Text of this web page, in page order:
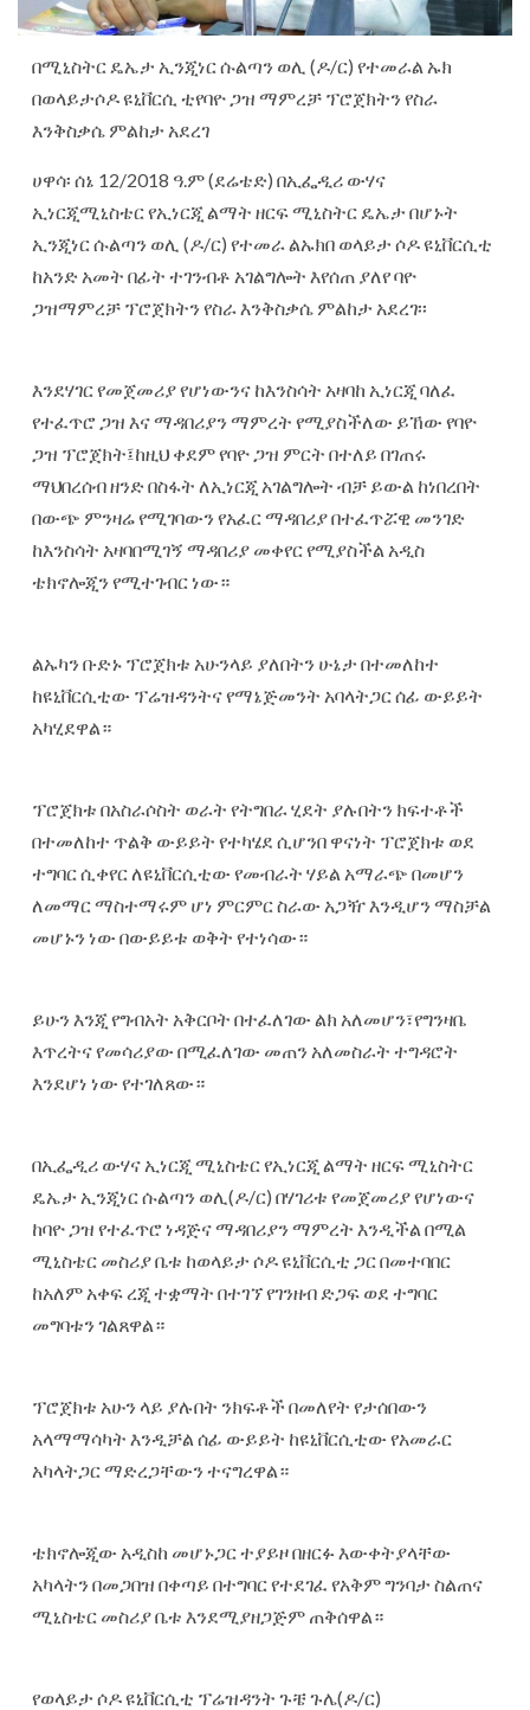
በሚኒስትር ዴኤታ ኢንጂነር ሱልጣን ወሊ (ዶ/ር) የተመራል ኡክ
በወላይታሶዶ ዩኒቨርሲ ቲየባዮ ጋዝ ማምረቻ ፕሮጀክትን የስራ
እንቅስቃሴ ምልከታ አደረገ
ሀዋሳ፡ ሰኔ 12/2018 ዓ.ም (ደሬቴድ) በኢፌዲሪ ውሃና
ኢነርጂሚኒስቴር የኢነርጂ ልማት ዘርፍ ሚኒስትር ዴኤታ በሆኑት
ኢንጂነር ሱልጣን ወሊ (ዶ/ር) የተመራ ልኡክበ ወላይታ ሶዶ ዩኒቨርሲቲ
ከአንድ አመት በፊት ተገንብቶ አገልግሎት እየሰጠ ያለየ ባዮ
ጋዝማምረቻ ፕሮጀክትን የስራ እንቅስቃሴ ምልከታ አደረገ፡፡
እንደሃገር የመጀመሪያ የሆነውንና ከእንስሳት አዛባከ ኢነርጂ ባለፈ
የተፈጥሮ ጋዝ እና ማዳበሪያን ማምረት የሚያስችለው ይኸው የባዮ
ጋዝ ፕሮጀክት፤ከዚህ ቀደም የባዮ ጋዝ ምርት በተለይ በገጠሩ
ማህበረሰብ ዘንድ በስፋት ለኢነርጂ አገልግሎት ብቻ ይውል ከነበረበት
በውጭ ምንዛሬ የሚገባውን የአፈር ማዳበሪያ በተፈጥሯዊ መንገድ
ከእንስሳት አዛባበሚገኝ ማዳበሪያ መቀየር የሚያስችል አዲስ
ቴክኖሎጂን የሚተገብር ነው።
ልኡካን ቡድኑ ፕሮጀክቱ አሁንላይ ያለበትን ሁኔታ በተመለከተ
ከዩኒቨርሲቲው ፕሬዝዳንትና የማኔጅመንት አባላትጋር ሰፊ ውይይት
አካሂደዋል።
ፕሮጀክቱ በአስራሶስት ወራት የትግበራ ሂደት ያሉበትን ክፍተቶች
በተመለከተ ጥልቅ ውይይት የተካሄደ ሲሆንበ ዋናነት ፕሮጀክቱ ወደ
ተግባር ሲቀየር ለዩኒቨርሲቲው የመብራት ሃይል አማራጭ በመሆን
ለመማር ማስተማሩም ሆነ ምርምር ስራው አጋዥ እንዲሆን ማስቻል
መሆኑን ነው በውይይቱ ወቅት የተነሳው።
ይሁን እንጂ የግብአት አቅርቦት በተፈለገው ልክ አለመሆን፣የግንዛቤ
እጥረትና የመሳሪያው በሚፈለገው መጠን አለመስራት ተግዳሮት
እንደሆነ ነው የተገለጸው።
በኢፌዲሪ ውሃና ኢነርጂ ሚኒስቴር የኢነርጂ ልማት ዘርፍ ሚኒስትር
ዴኤታ ኢንጂነር ሱልጣን ወሊ(ዶ/ር) በሃገሪቱ የመጀመሪያ የሆነውና
ከባዮ ጋዝ የተፈጥሮ ነዳጅና ማዳበሪያን ማምረት እንዲችል በሚል
ሚኒስቴር መስሪያ ቤቱ ከወላይታ ሶዶ ዩኒቨርሲቲ ጋር በመተባበር
ከአለም አቀፍ ረጂ ተቋማት በተገኘ የገንዘብ ድጋፍ ወደ ተግባር
መግባቱን ገልጸዋል።
ፕሮጀክቱ አሁን ላይ ያሉበት ንክፍቶች በመለየት የታሰበውን
አላማማሳካት እንዲቻል ሰፊ ውይይት ከዩኒቨርሲቲው የአመራር
አካላትጋር ማድረጋቸውን ተናግረዋል።
ቴክኖሎጂው አዲስከ መሆኑጋር ተያይዞ በዘርፉ እውቀትያላቸው
አካላትን በመጋበዝ በቀጣይ በተግባር የተደገፈ የአቅም ግንባታ ስልጠና
ሚኒስቴር መስሪያ ቤቱ እንደሚያዘጋጅም ጠቅሰዋል።
የወላይታ ሶዶ ዩኒቨርሲቲ ፕሬዝዳንት ጉቼ ጉሌ(ዶ/ር)